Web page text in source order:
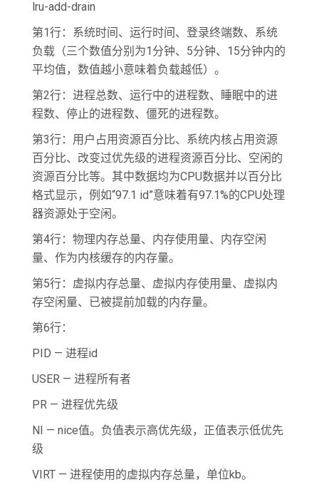
lru-add-drain
第1行：系统时间、运行时间、登录终端数、系统
负载（三个数值分别为1分钟、5分钟、15分钟内的
平均值，数值越小意味着负载越低）。
第2行：进程总数、运行中的进程数、睡眠中的进
程数、停止的进程数、僵死的进程数。
第3行：用户占用资源百分比、系统内核占用资源
百分比、改变过优先级的进程资源百分比、空闲的
资源百分比等。其中数据均为CPU数据并以百分比
格式显示，例如“97.1 id”意味着有97.1%的CPU处理
器资源处于空闲。
第4行：物理内存总量、内存使用量、内存空闲
量、作为内核缓存的内存量。
第5行：虚拟内存总量、虚拟内存使用量、虚拟内
存空闲量、已被提前加载的内存量。
第6行：
PID — 进程id
USER — 进程所有者
PR — 进程优先级
NI — nice值。负值表示高优先级，正值表示低优先
级
VIRT — 进程使用的虚拟内存总量，单位kb。